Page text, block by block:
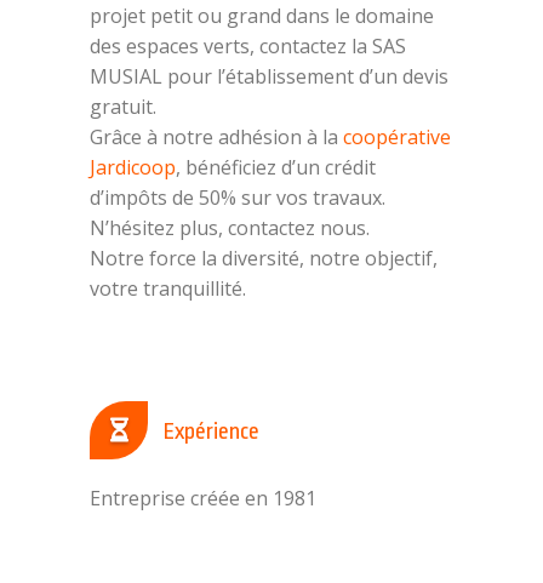
projet petit ou grand dans le domaine
des espaces verts, contactez la SAS
MUSIAL pour l’établissement d’un devis
gratuit.
Grâce à notre adhésion à la coopérative
Jardicoop, bénéficiez d’un crédit
d’impôts de 50% sur vos travaux.
N’hésitez plus, contactez nous.
Notre force la diversité, notre objectif,
votre tranquillité.
Expérience
Entreprise créée en 1981